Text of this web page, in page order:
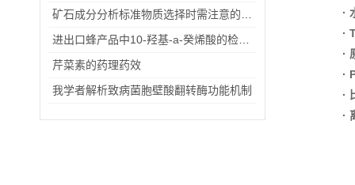
芹菜素的药理药效
我学者解析致病菌胞壁酸翻转酶功能机制
·
·
·
·
·
·